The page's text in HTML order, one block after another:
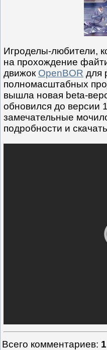
Игроделы-любители,
на прохождение
движок OpenBOR для
полномасштабных
вышла новая beta-
обновился до версии
замечательные
подробности и
Всего комментариев: 1